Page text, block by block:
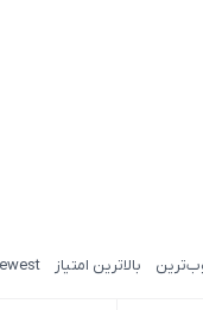
بالاترین امتیاز